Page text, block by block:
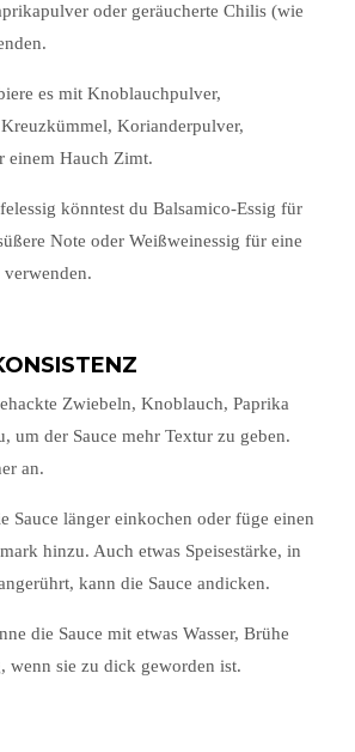
oder geräucherte Chilis (wie
es mit Knoblauchpulver,
Korianderpulver,
einem Hauch Zimt.
könntest du Balsamico-Essig für
Note oder Weißweinessig für eine
verwenden.
Zwiebeln, Knoblauch, Paprika
um der Sauce mehr Textur zu geben.
an.
Sauce länger einkochen oder füge einen
hinzu. Auch etwas Speisestärke, in
kann die Sauce andicken.
die Sauce mit etwas Wasser, Brühe
wenn sie zu dick geworden ist.